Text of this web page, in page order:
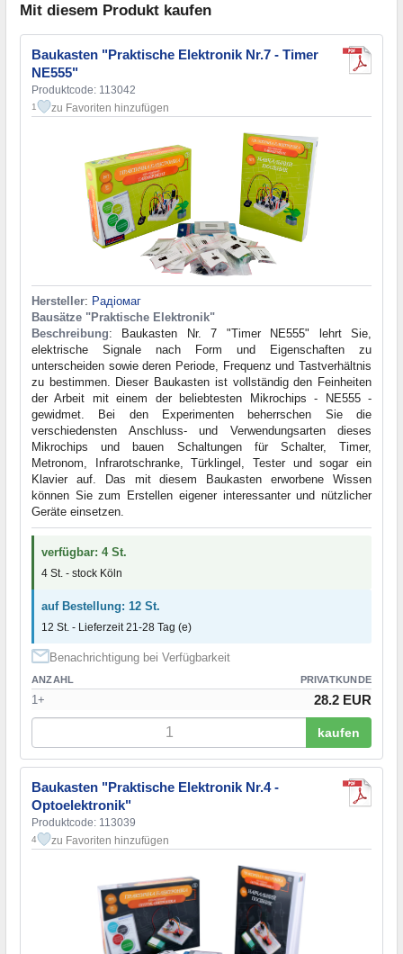
Mit diesem Produkt kaufen
Baukasten "Praktische Elektronik Nr.7 - Timer
NE555"
Produktcode: 113042
1 zu Favoriten hinzufügen
Hersteller: Радіомаг
Bausätze "Praktische Elektronik"
Beschreibung: Baukasten Nr. 7 "Timer NE555" lehrt Sie,
elektrische Signale nach Form und Eigenschaften zu
unterscheiden sowie deren Periode, Frequenz und Tastverhältnis
zu bestimmen. Dieser Baukasten ist vollständig den Feinheiten
der Arbeit mit einem der beliebtesten Mikrochips - NE555 -
gewidmet. Bei den Experimenten beherrschen Sie die
verschiedensten Anschluss- und Verwendungsarten dieses
Mikrochips und bauen Schaltungen für Schalter, Timer,
Metronom, Infrarotschranke, Türklingel, Tester und sogar ein
Klavier auf. Das mit diesem Baukasten erworbene Wissen
können Sie zum Erstellen eigener interessanter und nützlicher
Geräte einsetzen.
verfügbar: 4 St.
4 St. - stock Köln
auf Bestellung: 12 St.
12 St. - Lieferzeit 21-28 Tag (e)
Benachrichtigung bei Verfügbarkeit
ANZAHL PRIVATKUNDE
1+ 28.2 EUR
kaufen
Baukasten "Praktische Elektronik Nr.4 -
Optoelektronik"
Produktcode: 113039
4 zu Favoriten hinzufügen